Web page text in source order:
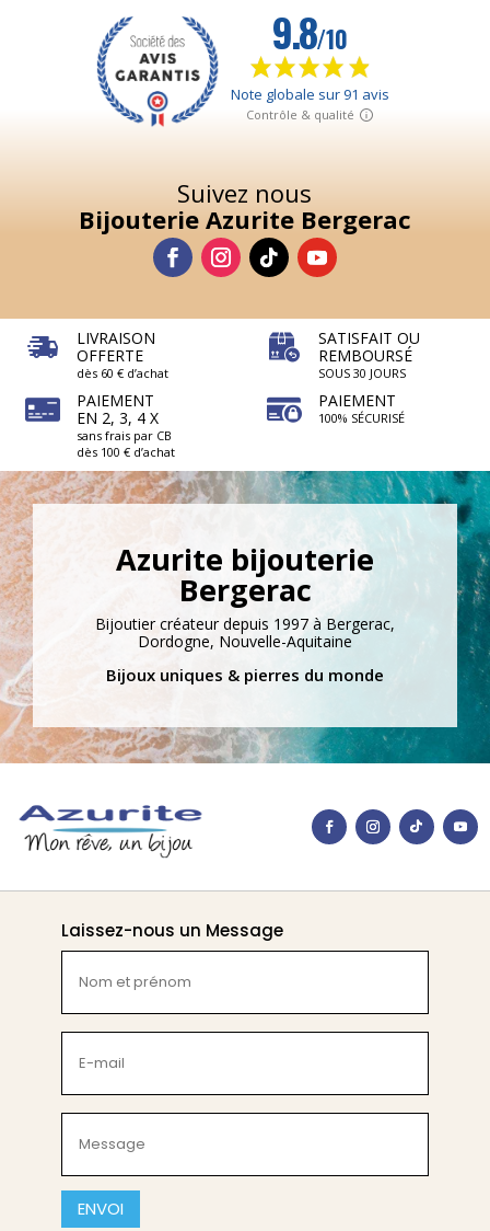
Suivez nous
Bijouterie Azurite Bergerac
LIVRAISON
OFFERTE
dès 60 € d’achat
PAIEMENT
EN 2, 3, 4 X
sans frais par CB
dès 100 € d’achat
SATISFAIT OU
REMBOURSÉ
SOUS 30 JOURS
PAIEMENT
100% SÉCURISÉ
Azurite bijouterie
Bergerac
Bijoutier créateur depuis 1997 à Bergerac,
Dordogne, Nouvelle-Aquitaine
Bijoux uniques & pierres du monde
Laissez-nous un Message
et
prénom
(Nécessaire)
mail
(Nécessaire)
(Nécessaire)
CAPTCHA